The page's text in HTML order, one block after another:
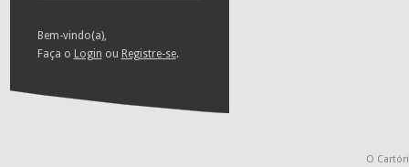
Bem-vindo(a),
Faça o Login ou Registre-se.
O